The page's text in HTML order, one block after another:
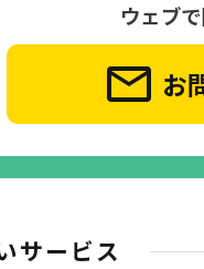
ウェブ
お
サービス